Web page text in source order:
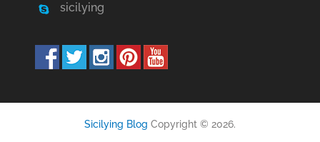
sicilying
Sicilying Blog Copyright © 2026.